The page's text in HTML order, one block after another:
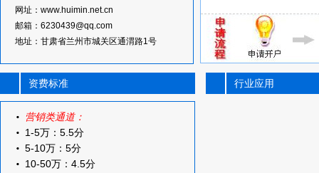
网址：www.huimin.net.cn
邮箱：6230439@qq.com
地址：甘肃省兰州市城关区通渭路1号
资费标准
营销类通道：
1-5万：5.5分
5-10万：5分
10-50万：4.5分
行业应用